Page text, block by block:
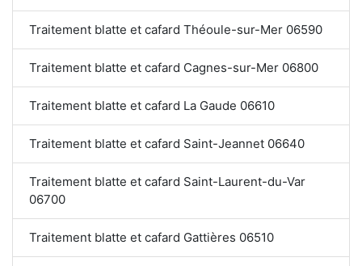
Traitement blatte et cafard Théoule-sur-Mer 06590
Traitement blatte et cafard Cagnes-sur-Mer 06800
Traitement blatte et cafard La Gaude 06610
Traitement blatte et cafard Saint-Jeannet 06640
Traitement blatte et cafard Saint-Laurent-du-Var
06700
Traitement blatte et cafard Gattières 06510